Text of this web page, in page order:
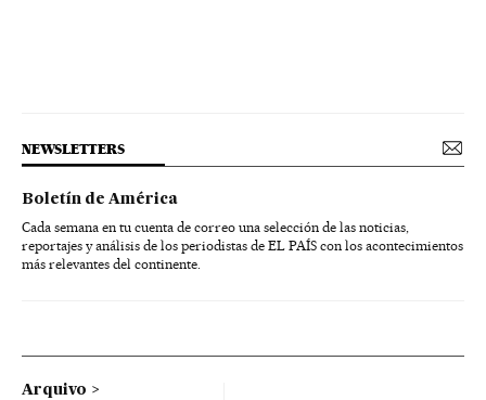
NEWSLETTERS
Boletín de América
Cada semana en tu cuenta de correo una selección de las noticias,
reportajes y análisis de los periodistas de EL PAÍS con los acontecimientos
más relevantes del continente.
Arquivo